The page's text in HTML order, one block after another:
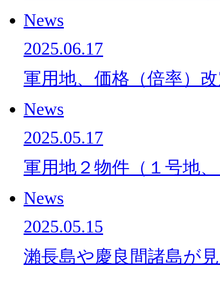
News
2025.06.17
軍用地、価格（倍率）
News
2025.05.17
軍用地２物件（１号地
News
2025.05.15
瀨長島や慶良間諸島が